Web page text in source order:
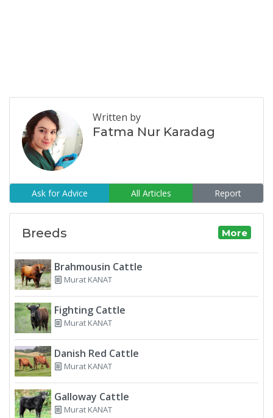
Written by
Fatma Nur Karadag
Ask for Advice All Articles Report
Breeds More
Brahmousin Cattle
Murat KANAT
Fighting Cattle
Murat KANAT
Danish Red Cattle
Murat KANAT
Galloway Cattle
Murat KANAT